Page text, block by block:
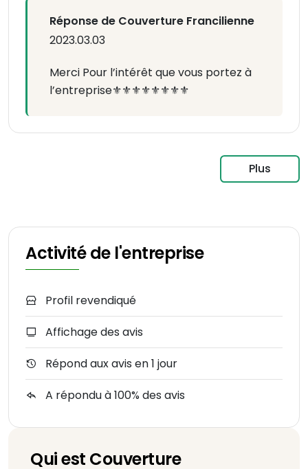
Réponse de Couverture Francilienne
2023.03.03
Merci Pour l’intérêt que vous portez à
l’entreprise⚜️⚜️⚜️⚜️⚜️⚜️⚜️⚜️
Plus
Activité de l'entreprise
Profil revendiqué
Affichage des avis
Répond aux avis en 1 jour
A répondu à 100% des avis
Qui est Couverture